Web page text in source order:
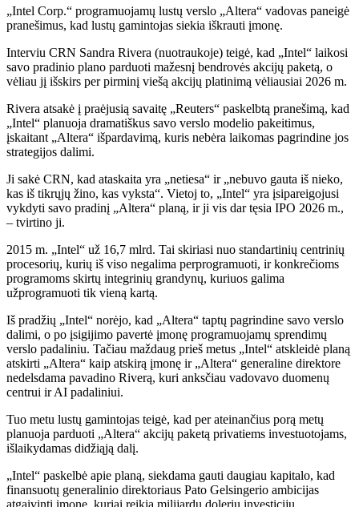
„Intel Corp.“ programuojamų lustų verslo „Altera“ vadovas paneigė
pranešimus, kad lustų gamintojas siekia iškrauti įmonę.
Interviu CRN Sandra Rivera (nuotraukoje) teigė, kad „Intel“ laikosi
savo pradinio plano parduoti mažesnį bendrovės akcijų paketą, o
vėliau jį išskirs per pirminį viešą akcijų platinimą vėliausiai 2026 m.
Rivera atsakė į praėjusią savaitę „Reuters“ paskelbtą pranešimą, kad
„Intel“ planuoja dramatiškus savo verslo modelio pakeitimus,
įskaitant „Altera“ išpardavimą, kuris nebėra laikomas pagrindine jos
strategijos dalimi.
Ji sakė CRN, kad ataskaita yra „netiesa“ ir „nebuvo gauta iš nieko,
kas iš tikrųjų žino, kas vyksta“. Vietoj to, „Intel“ yra įsipareigojusi
vykdyti savo pradinį „Altera“ planą, ir ji vis dar tęsia IPO 2026 m.,
– tvirtino ji.
2015 m. „Intel“ už 16,7 mlrd. Tai skiriasi nuo standartinių centrinių
procesorių, kurių iš viso negalima perprogramuoti, ir konkrečioms
programoms skirtų integrinių grandynų, kuriuos galima
užprogramuoti tik vieną kartą.
Iš pradžių „Intel“ norėjo, kad „Altera“ taptų pagrindine savo verslo
dalimi, o po įsigijimo pavertė įmonę programuojamų sprendimų
verslo padaliniu. Tačiau maždaug prieš metus „Intel“ atskleidė planą
atskirti „Altera“ kaip atskirą įmonę ir „Altera“ generaline direktore
nedelsdama pavadino Riverą, kuri anksčiau vadovavo duomenų
centrui ir AI padaliniui.
Tuo metu lustų gamintojas teigė, kad per ateinančius porą metų
planuoja parduoti „Altera“ akcijų paketą privatiems investuotojams,
išlaikydamas didžiąją dalį.
„Intel“ paskelbė apie planą, siekdama gauti daugiau kapitalo, kad
finansuotų generalinio direktoriaus Pato Gelsingerio ambicijas
atgaivinti įmonę, kuriai reikia milijardų dolerių investicijų.